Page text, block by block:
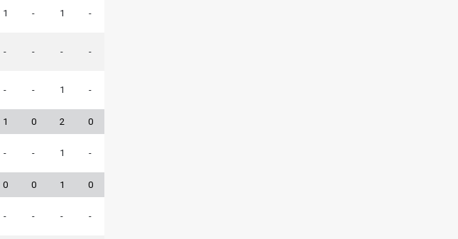
1 - 1 -
- - - -
- - 1 -
1 0 2 0
- - 1 -
0 0 1 0
- - - -